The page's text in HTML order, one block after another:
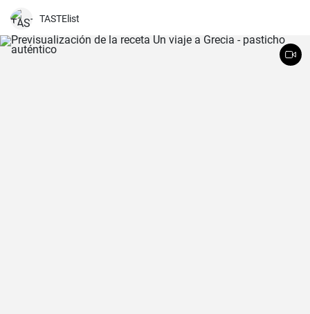
impresionante. Un trozo de filete de salmón fresco se marina en un
TASTElist